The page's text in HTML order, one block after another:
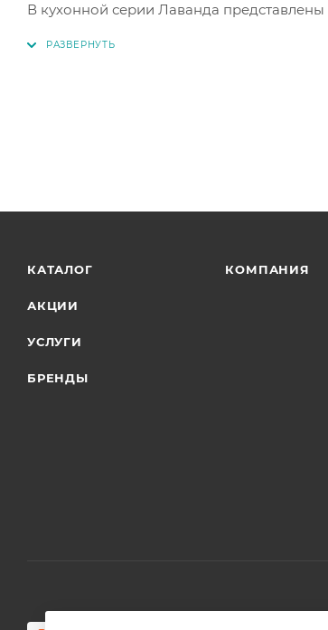
В кухонной серии Лаванда
КАТАЛОГ
АКЦИИ
УСЛУГИ
БРЕНДЫ
КОМПАНИЯ